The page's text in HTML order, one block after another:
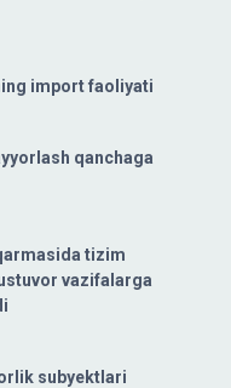
import faoliyati
qanchaga
tizim
vazifalarga
subyektlari